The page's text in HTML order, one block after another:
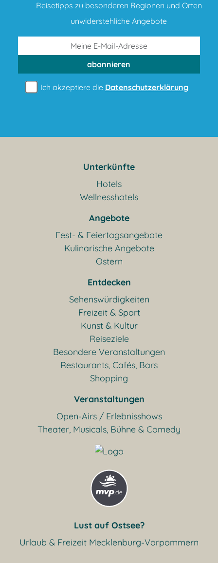
Reisetipps zu besonderen Regionen und Orten
unwiderstehliche Angebote
abonnieren
Ich akzeptiere die Datenschutzerklärung.
Unterkünfte
Hotels
Wellnesshotels
Angebote
Fest- & Feiertagsangebote
Kulinarische Angebote
Ostern
Entdecken
Sehenswürdigkeiten
Freizeit & Sport
Kunst & Kultur
Reiseziele
Besondere Veranstaltungen
Restaurants, Cafés, Bars
Shopping
Veranstaltungen
Open-Airs / Erlebnisshows
Theater, Musicals, Bühne & Comedy
Lust auf Ostsee?
Urlaub & Freizeit Mecklenburg-Vorpommern